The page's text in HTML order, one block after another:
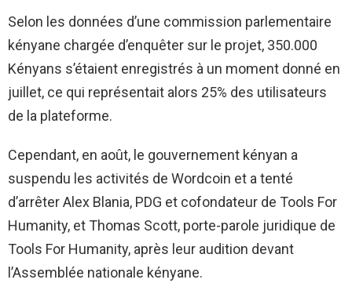
Selon les données d’une commission parlementaire
kényane chargée d’enquêter sur le projet, 350.000
Kényans s’étaient enregistrés à un moment donné en
juillet, ce qui représentait alors 25% des utilisateurs
de la plateforme.
Cependant, en août, le gouvernement kényan a
suspendu les activités de Wordcoin et a tenté
d’arrêter Alex Blania, PDG et cofondateur de Tools For
Humanity, et Thomas Scott, porte-parole juridique de
Tools For Humanity, après leur audition devant
l’Assemblée nationale kényane.